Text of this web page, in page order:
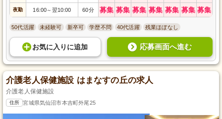
夜勤 16:00～ 翌10:00 60分 募集 募集 募集 募集 募集 募集 募集
50代活躍 未経験可 新卒可 学歴不問 40代活躍 残業ほぼなし
お気に入り に追加 応募画面へ進む
介護老人保健施設 はまなすの丘の求人
介護老人保健施設
住所 宮城県気仙沼市本吉町外尾25